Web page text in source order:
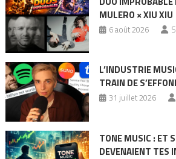
MULERO × XIU XIU
6 août 2026
L’INDUSTRIE
TRAIN DE
31 juillet 2026
TONE MUSIC : ET
DEVENAIENT TES